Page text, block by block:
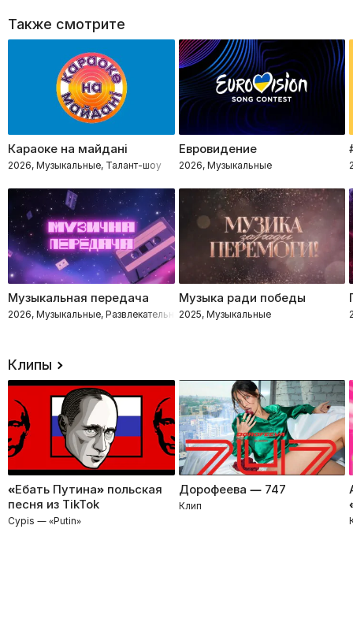
Также смотрите
Караоке на майдані
2026, Музыкальные, Талант-шоу
Евровидение
2026, Музыкальные
Музыкальная передача
2026, Музыкальные, Развлекательное, Импровизация, Интеллектуальное
Музыка ради победы
2025, Музыкальные
Клипы
«Ебать Путина» польская
песня из TikTok
Cypis — «Putin»
Дорофеева — 747
Клип